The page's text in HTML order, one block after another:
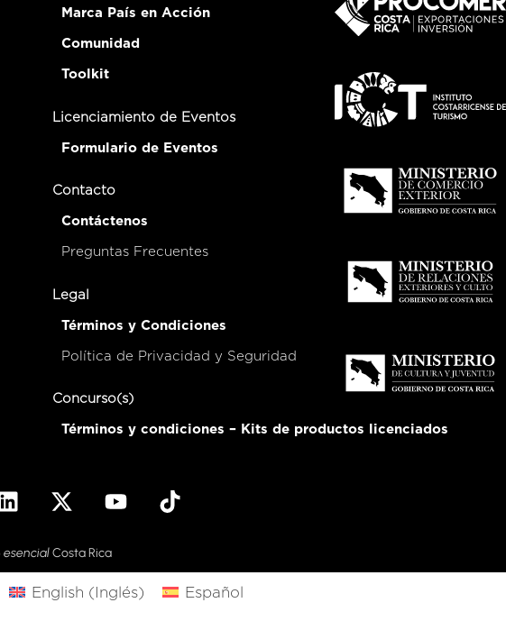
Marca País en Acción
Comunidad
Toolkit
Licenciamiento de Eventos
Formulario de Eventos
Contacto
Contáctenos
Preguntas Frecuentes
Legal
Términos y Condiciones
Política de Privacidad y Seguridad
Concurso(s)
Términos y condiciones – Kits de productos licenciados
esencialCosta Rica
English ( Inglés) Español